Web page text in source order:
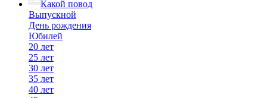
Какой повод
Выпускной
День рождения
Юбилей
20 лет
25 лет
30 лет
35 лет
40 лет